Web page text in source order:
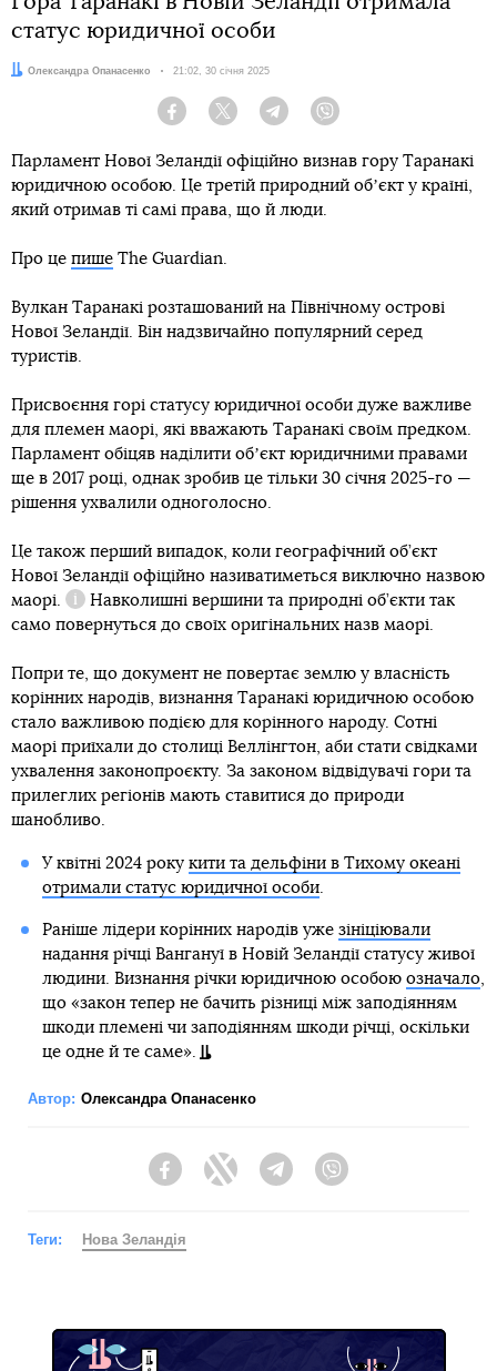
статус юридичної особи
Автор:
Олександра Опанасенко Дата:
21:02, 30 січня 2025
Facebook Twitter Telegram
Парламент Нової Зеландії офіційно визнав гору Таранакі
юридичною особою. Це третій природний обʼєкт у країні,
який отримав ті самі права, що й люди.
Про це пише The Guardian.
Вулкан Таранакі розташований на Північному острові
Нової Зеландії. Він надзвичайно популярний серед
туристів.
Присвоєння горі статусу юридичної особи дуже важливе
для племен маорі, які вважають Таранакі своїм предком.
Парламент обіцяв наділити обʼєкт юридичними правами
ще в 2017 році, однак зробив це тільки 30 січня 2025-го —
рішення ухвалили одноголосно.
Це також перший випадок, коли географічний об’єкт
Нової Зеландії офіційно називатиметься виключно назвою
маорі.
Довідка
Навколишні вершини та природні об’єкти так
само повернуться до своїх оригінальних назв маорі.
Попри те, що документ не повертає землю у власність
корінних народів, визнання Таранакі юридичною особою
стало важливою подією для корінного народу. Сотні
маорі приїхали до столиці Веллінгтон, аби стати свідками
ухвалення законопроєкту. За законом відвідувачі гори та
прилеглих регіонів мають ставитися до природи
шанобливо.
У квітні 2024 року кити та дельфіни в Тихому океані
отримали статус юридичної особи.
Раніше лідери корінних народів уже зініціювали
надання річці Вангануї в Новій Зеландії статусу живої
людини. Визнання річки юридичною особою означало,
що «закон тепер не бачить різниці між заподіянням
шкоди племені чи заподіянням шкоди річці, оскільки
це одне й те саме».
Автор: Олександра Опанасенко
FacebookTwitter Telegram
Теги: Нова Зеландія